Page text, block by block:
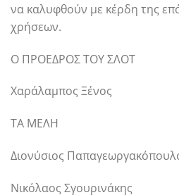
να καλυφθούν με κέρδη της
χρήσεων.
Ο ΠΡΟΕΔΡΟΣ ΤΟΥ ΣΛΟΤ
Χαράλαμπος Ξένος
ΤΑ ΜΕΛΗ
Διονύσιος
Νικόλαος Σγουρινάκης